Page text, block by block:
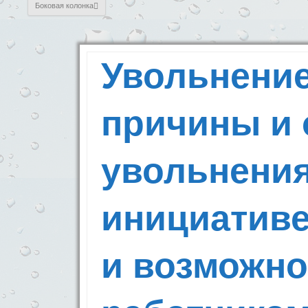
Боковая колонка
причины и
и